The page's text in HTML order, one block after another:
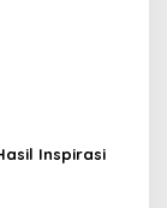
Inspirasi